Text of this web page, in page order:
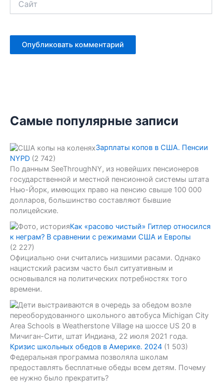
Самые популярные записи
Зарплаты копов в США. Пенсии
NYPD (2 742)
По данным SeeThroughNY, из новейших пенсионеров
государственной и местной пенсионной системы штата
Нью-Йорк, имеющих право на пенсию свыше 100 000
долларов, большинство составляют бывшие
полицейские.
Как «расово чистый» Гитлер относился
к неграм? В сравнении с режимами США и Европы
(2 227)
Официально они считались низшими расами. Однако
нацистский расизм часто был ситуативным и
основывался на политических потребностях того
времени.
Кризис школьных обедов в Америке. 2024 (1 503)
Федеральная программа позволяла школам
предоставлять бесплатные обеды всем детям. Почему
ее нужно было прекратить?